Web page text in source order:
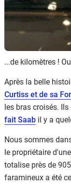
Moto
Marques
...de kilomètres !
Après la belle
Curtiss et de sa
les bras croisés.
fait Saab il y a
Nous sommes
le propriétaire d'une
totalise près de
faramineux a été